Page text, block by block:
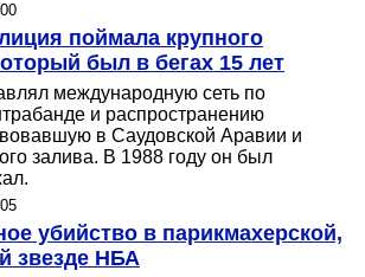
поймала крупного
был в бегах 15 лет
международную сеть по
и распространению
в Саудовской Аравии и
залива. В 1988 году он был
убийство в парикмахерской,
звезде НБА